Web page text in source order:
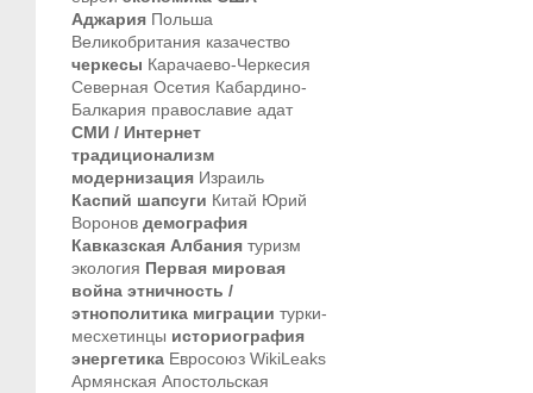
Аджария Польша
Великобритания казачество
черкесы Карачаево-Черкесия
Северная Осетия Кабардино-
Балкария православие адат
СМИ / Интернет
традиционализм
модернизация Израиль
Каспий шапсуги Китай Юрий
Воронов демография
Кавказская Албания туризм
экология Первая мировая
война этничность /
этнополитика миграции турки-
месхетинцы историография
энергетика Евросоюз WikiLeaks
Армянская Апостольская